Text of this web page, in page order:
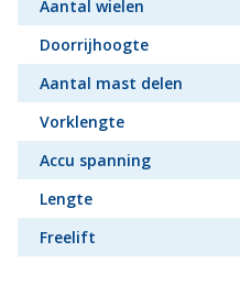
Aantal wielen
Doorrijhoogte
Aantal mast delen
Vorklengte
Accu spanning
Lengte
Freelift